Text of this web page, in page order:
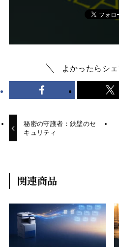
よかったらシェ
秘密の守護者：鉄壁のセ
キュリティ
関連商品